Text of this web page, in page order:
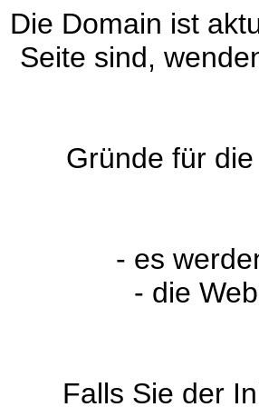
Die Domain ist
Seite sind,
Gründe für
- es
- die
Falls Sie der